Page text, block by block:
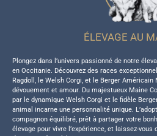
ÉLEVAGE AU
Plongez dans l’univers passionné de notre
en Occitanie. Découvrez des races
Ragdoll, le Welsh Corgi, et le Berger Américain
dévouement et amour. Du majestueux Maine
par le dynamique Welsh Corgi et le fidèle
animal incarne une personnalité unique.
compagnon équilibré, prêt à partager votre
élevage pour vivre l’expérience, et laissez-